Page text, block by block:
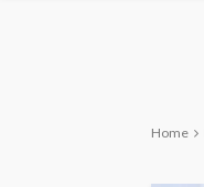
Home